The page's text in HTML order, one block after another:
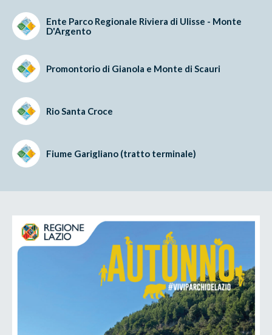
Ente Parco Regionale Riviera di Ulisse - Monte
D'Argento
Promontorio di Gianola e Monte di Scauri
Rio Santa Croce
Fiume Garigliano (tratto terminale)